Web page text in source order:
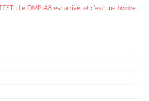
TEST : Le DMP-A8 est arrivé, et c’est une bombe